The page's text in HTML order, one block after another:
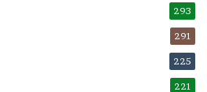
293
291
225
221